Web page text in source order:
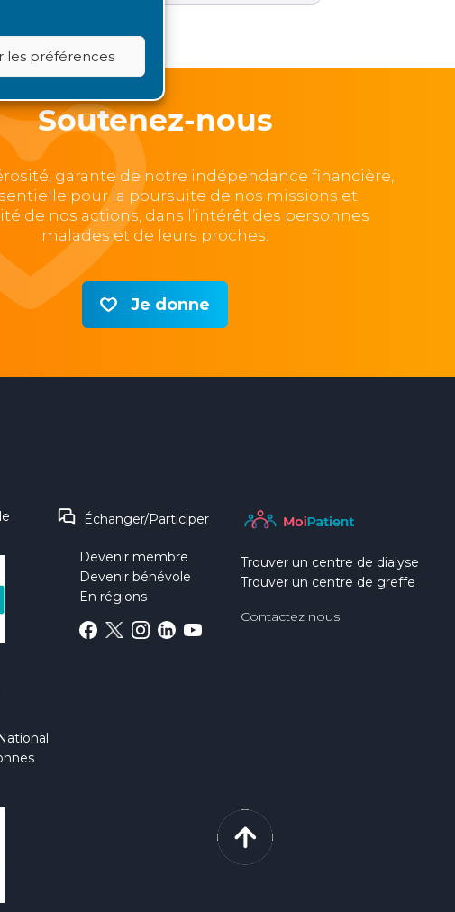
les préférences
Soutenez-nous
garante de notre indépendance financière,
pour la poursuite de nos missions et
de nos actions, dans l’intérêt des personnes
malades et de leurs proches.
Je donne
Échanger/Participer
Devenir membre
Devenir bénévole
En régions
Trouver un centre de dialyse
Trouver un centre de greffe
Contactez nous